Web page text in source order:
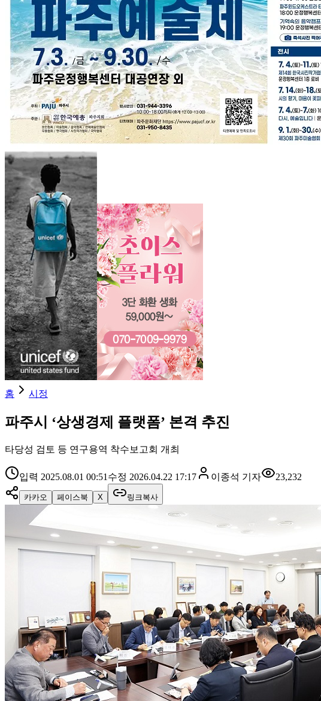
홈 시정
파주시 ‘상생경제 플랫폼’ 본격 추진
타당성 검토 등 연구용역 착수보고회 개최
입력 2025.08.01 00:51 수정 2026.04.22 17:17 이종석 기자 23,232
카카오 페이스북 X 링크복사